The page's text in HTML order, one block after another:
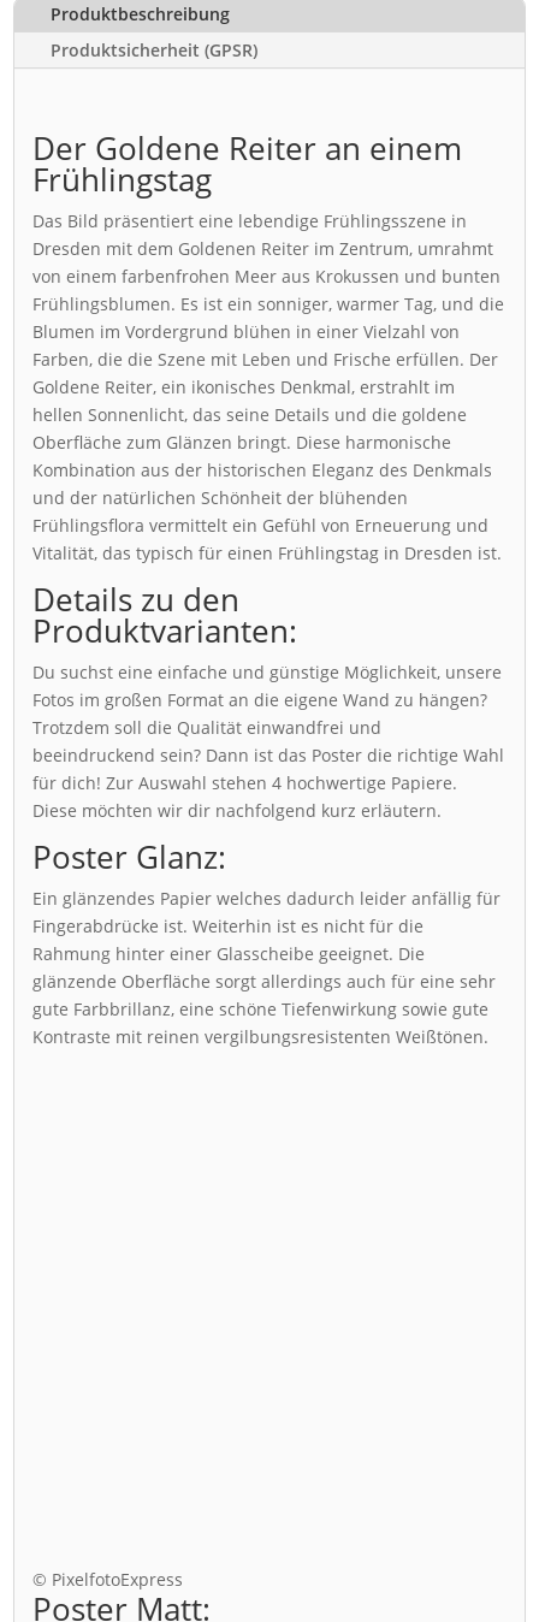
Produktbeschreibung
Produktsicherheit (GPSR)
Der Goldene Reiter an einem
Frühlingstag
Das Bild präsentiert eine lebendige Frühlingsszene in
Dresden mit dem Goldenen Reiter im Zentrum, umrahmt
von einem farbenfrohen Meer aus Krokussen und bunten
Frühlingsblumen. Es ist ein sonniger, warmer Tag, und die
Blumen im Vordergrund blühen in einer Vielzahl von
Farben, die die Szene mit Leben und Frische erfüllen. Der
Goldene Reiter, ein ikonisches Denkmal, erstrahlt im
hellen Sonnenlicht, das seine Details und die goldene
Oberfläche zum Glänzen bringt. Diese harmonische
Kombination aus der historischen Eleganz des Denkmals
und der natürlichen Schönheit der blühenden
Frühlingsflora vermittelt ein Gefühl von Erneuerung und
Vitalität, das typisch für einen Frühlingstag in Dresden ist.
Details zu den
Produktvarianten:
Du suchst eine einfache und günstige Möglichkeit, unsere
Fotos im großen Format an die eigene Wand zu hängen?
Trotzdem soll die Qualität einwandfrei und
beeindruckend sein? Dann ist das Poster die richtige Wahl
für dich! Zur Auswahl stehen 4 hochwertige Papiere.
Diese möchten wir dir nachfolgend kurz erläutern.
Poster Glanz:
Ein glänzendes Papier welches dadurch leider anfällig für
Fingerabdrücke ist. Weiterhin ist es nicht für die
Rahmung hinter einer Glasscheibe geeignet. Die
glänzende Oberfläche sorgt allerdings auch für eine sehr
gute Farbbrillanz, eine schöne Tiefenwirkung sowie gute
Kontraste mit reinen vergilbungsresistenten Weißtönen.
© PixelfotoExpress
Poster Matt: